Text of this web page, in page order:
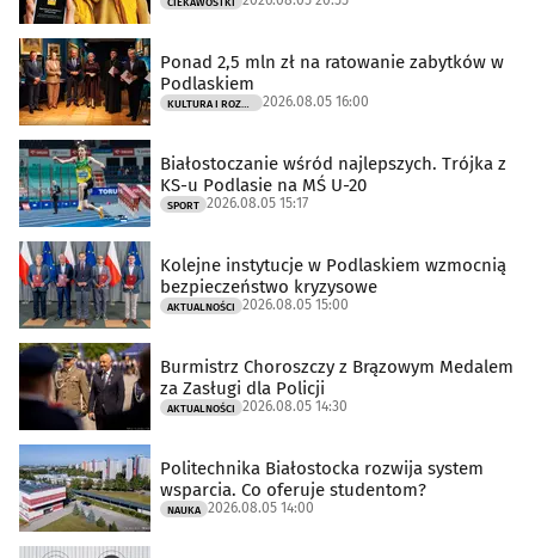
CIEKAWOSTKI
Ponad 2,5 mln zł na ratowanie zabytków w
Podlaskiem
KULTURA I ROZRYWKA 2026.08.05 16:00
Białostoczanie wśród najlepszych. Trójka z
KS-u Podlasie na MŚ U-20
SPORT 2026.08.05 15:17
Kolejne instytucje w Podlaskiem wzmocnią
bezpieczeństwo kryzysowe
AKTUALNOŚCI 2026.08.05 15:00
Burmistrz Choroszczy z Brązowym Medalem
za Zasługi dla Policji
AKTUALNOŚCI 2026.08.05 14:30
Politechnika Białostocka rozwija system
wsparcia. Co oferuje studentom?
NAUKA 2026.08.05 14:00